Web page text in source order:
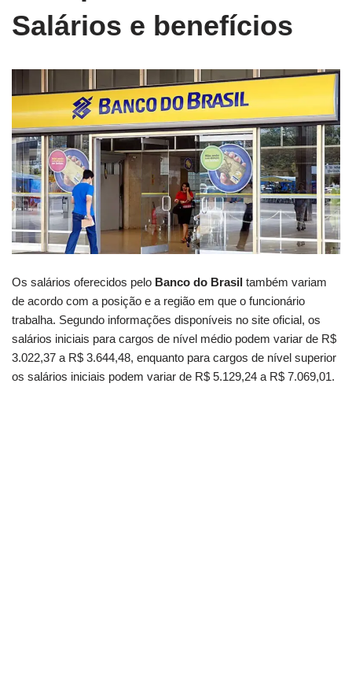
Salários e benefícios
Os salários oferecidos pelo Banco do Brasil também variam
de acordo com a posição e a região em que o funcionário
trabalha. Segundo informações disponíveis no site oficial, os
salários iniciais para cargos de nível médio podem variar de R$
3.022,37 a R$ 3.644,48, enquanto para cargos de nível superior
os salários iniciais podem variar de R$ 5.129,24 a R$ 7.069,01.